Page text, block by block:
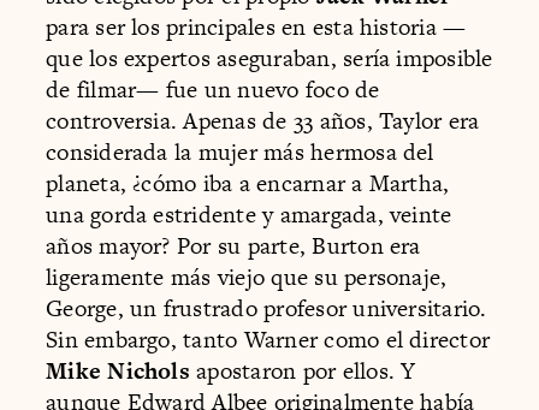
para ser los principales en esta historia —
que los expertos aseguraban, sería imposible
de filmar— fue un nuevo foco de
controversia. Apenas de 33 años, Taylor era
considerada la mujer más hermosa del
planeta, ¿cómo iba a encarnar a Martha,
una gorda estridente y amargada, veinte
años mayor? Por su parte, Burton era
ligeramente más viejo que su personaje,
George, un frustrado profesor universitario.
Sin embargo, tanto Warner como el director
Mike Nichols apostaron por ellos. Y
aunque Edward Albee originalmente había